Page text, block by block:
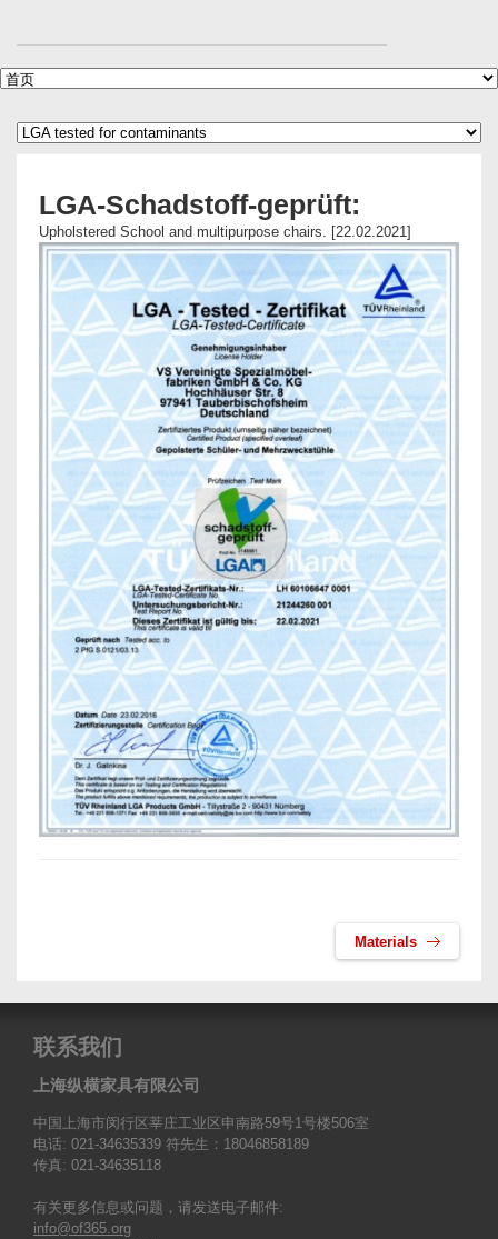
LGA-Schadstoff-geprüft:
Upholstered School and multipurpose chairs. [22.02.2021]
Materials
联系我们
上海纵横家具有限公司
中国上海市闵行区莘庄工业区申南路59号1号楼506室
电话: 021-34635339 符先生：18046858189
传真: 021-34635118
有关更多信息或问题，请发送电子邮件:
info@of365.org